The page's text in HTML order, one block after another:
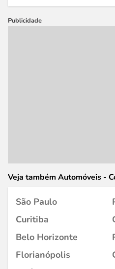
Publicidade
Veja também Automóveis -
São Paulo
Curitiba
Belo Horizonte
Florianópolis